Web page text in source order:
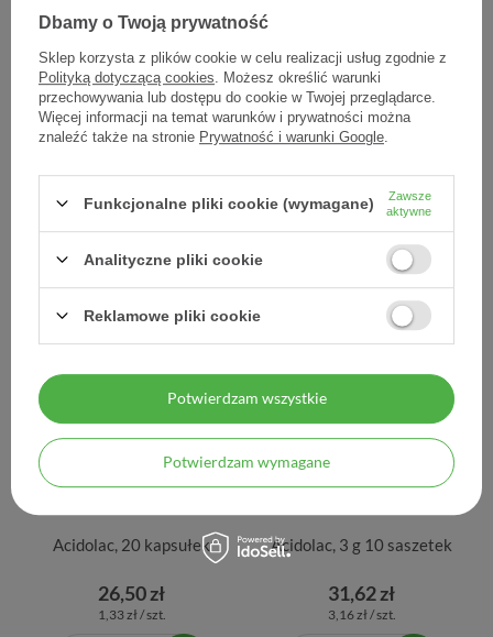
Acidolac Junior, 20misio-
tabletek, smak białej
34,60 zł
1,73 zł / szt.
Acidolac, 10 kapsułek
22,02 zł
2,20 zł / szt.
Acidolac, 20 kapsułek
26,50 zł
1,33 zł / szt.
Acidolac, 3 g 10 saszetek
31,62 zł
3,16 zł / szt.
Dbamy o Twoją prywatność
Sklep korzysta z plików cookie w celu realizacji usług zgodnie z
Polityką dotyczącą cookies . Możesz określić warunki
przechowywania lub dostępu do cookie w Twojej przeglądarce.
Więcej informacji na temat warunków i prywatności można
znaleźć także na stronie Prywatność i warunki Google
Funkcjonalne pliki cookie (wymagane)
Zawsze
aktywne
Analityczne pliki cookie
Reklamowe pliki cookie
Potwierdzam wymagane
Potwierdzam wszystkie